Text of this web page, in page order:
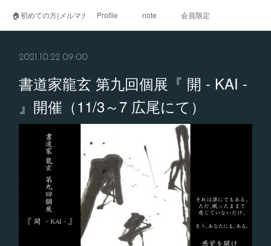
🏠初めての方(メルマガ登録)Profile note 会員限定
2021.10.22 09:00
書道家龍玄 第九回個展『 開 - KAI -
』開催（11/3～7 広尾にて）